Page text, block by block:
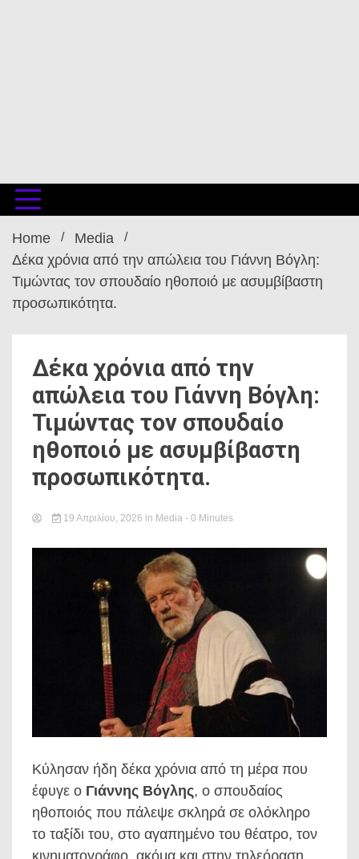
Home
Media
Δέκα χρόνια από την απώλεια του Γιάννη Βόγλη:
Τιμώντας τον σπουδαίο ηθοποιό με ασυμβίβαστη
προσωπικότητα.
Δέκα χρόνια από την
απώλεια του Γιάννη Βόγλη:
Τιμώντας τον σπουδαίο
ηθοποιό με ασυμβίβαστη
προσωπικότητα.
19 Απριλίου, 2026 in Media - 0 Minutes
Κύλησαν ήδη δέκα χρόνια από τη μέρα που
έφυγε ο Γιάννης Βόγλης, ο σπουδαίος
ηθοποιός που πάλεψε σκληρά σε ολόκληρο
το ταξίδι του, στο αγαπημένο του θέατρο, τον
κινηματογράφο, ακόμα και στην τηλεόραση,